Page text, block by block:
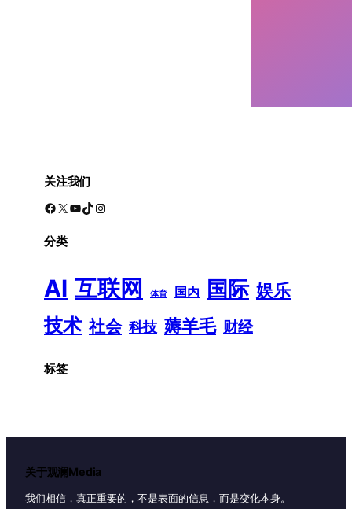
关注我们
Facebook X YouTube TikTok Instagram
分类
AI 互联网 体育 国内 国际 娱乐
技术 社会 科技 薅羊毛 财经
标签
关于观澜Media
我们相信，真正重要的，不是表面的信息，而是变化本身。